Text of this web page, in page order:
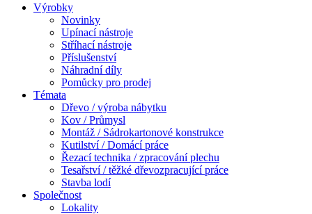
Výrobky
Novinky
Upínací nástroje
Stříhací nástroje
Příslušenství
Náhradní díly
Pomůcky pro prodej
Témata
Dřevo / výroba nábytku
Kov / Průmysl
Montáž / Sádrokartonové konstrukce
Kutilství / Domácí práce
Řezací technika / zpracování plechu
Tesařství / těžké dřevozpracující práce
Stavba lodí
Společnost
Lokality